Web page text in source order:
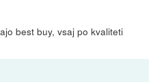
best buy, vsaj po kvaliteti